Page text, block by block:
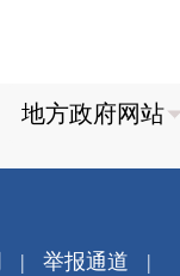
| 举报通道 |